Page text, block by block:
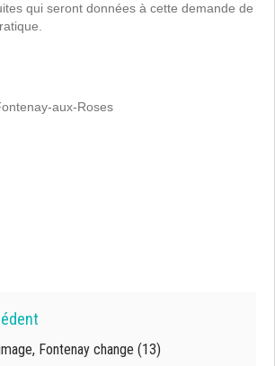
qui seront données à cette demande de
aux-Roses
Fontenay change (13)